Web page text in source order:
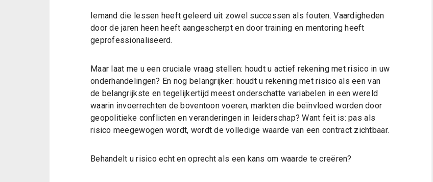
Iemand die lessen heeft geleerd uit zowel successen als fouten. Vaardigheden
door de jaren heen heeft aangescherpt en door training en mentoring heeft
geprofessionaliseerd.
Maar laat me u een cruciale vraag stellen: houdt u actief rekening met risico in uw
onderhandelingen? En nog belangrijker: houdt u rekening met risico als een van
de belangrijkste en tegelijkertijd meest onderschatte variabelen in een wereld
waarin invoerrechten de boventoon voeren, markten die beïnvloed worden door
geopolitieke conflicten en veranderingen in leiderschap? Want feit is: pas als
risico meegewogen wordt, wordt de volledige waarde van een contract zichtbaar.
Behandelt u risico echt en oprecht als een kans om waarde te creëren?